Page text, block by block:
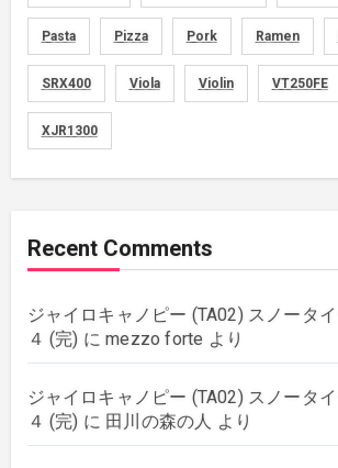
memo
motorcycle
movies
plants
rebuilding
wordpress
Pasta Pizza Pork Ramen
SRX400 Viola Violin VT250FE
XJR1300
Recent Comments
ジャイロキャノピー (TA02) スノータ
４ (完) にmezzo forte より
ジャイロキャノピー (TA02) スノータ
４ (完) に 田川の森の人 より